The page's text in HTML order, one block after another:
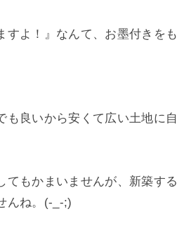
すよ！』なんて、お墨付きをも
も良いから安くて広い土地に自
てもかまいませんが、新築する
んね。(-_-;)